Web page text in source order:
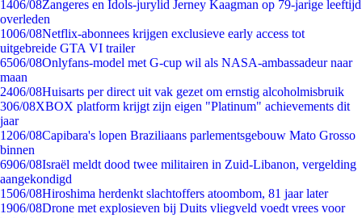
1406/08Zangeres en Idols-jurylid Jerney Kaagman op 79-jarige leeftijd
overleden
1006/08Netflix-abonnees krijgen exclusieve early access tot
uitgebreide GTA VI trailer
6506/08Onlyfans-model met G-cup wil als NASA-ambassadeur naar
maan
2406/08Huisarts per direct uit vak gezet om ernstig alcoholmisbruik
306/08XBOX platform krijgt zijn eigen "Platinum" achievements dit
jaar
1206/08Capibara's lopen Braziliaans parlementsgebouw Mato Grosso
binnen
6906/08Israël meldt dood twee militairen in Zuid-Libanon, vergelding
aangekondigd
1506/08Hiroshima herdenkt slachtoffers atoombom, 81 jaar later
1906/08Drone met explosieven bij Duits vliegveld voedt vrees voor